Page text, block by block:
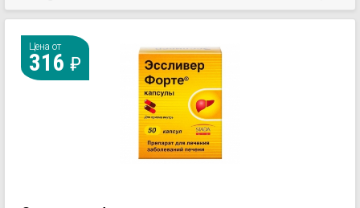
Цена от
316